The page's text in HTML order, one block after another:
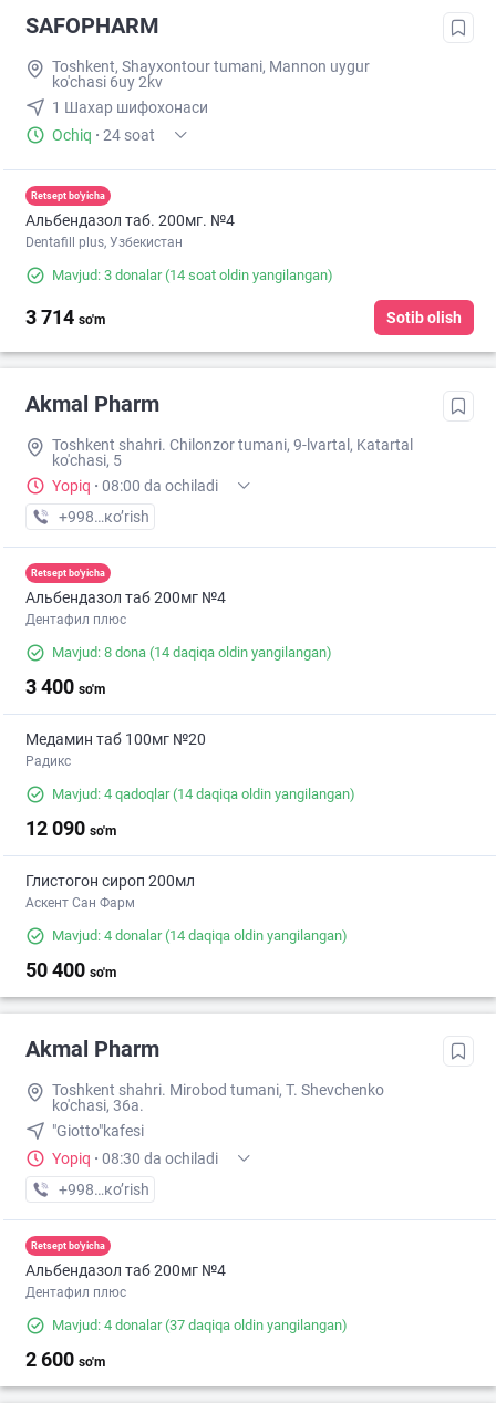
SAFOPHARM
Toshkent, Shayxontour tumani, Mannon uygur
ko'chasi 6uy 2kv
1 Шахар шифохонаси
Ochiq · 24 soat
Retsept bo'yicha
Альбендазол таб. 200мг. №4
Dentafill plus, Узбекистан
Mavjud: 3 donalar(14 soat oldin yangilangan)
3 714 so'm Sotib olish
Akmal Pharm
Toshkent shahri. Chilonzor tumani, 9-lvartal, Katartal
ko'chasi, 5
Yopiq · 08:00 da ochiladi
+998 (99) XXX-XX-XX
кo’rish
Retsept bo'yicha
Альбендазол таб 200мг №4
Дентафил плюс
Mavjud: 8 dona (14 daqiqa oldin yangilangan)
3 400 so'm
Медамин таб 100мг №20
Радикс
Mavjud: 4 qadoqlar(14 daqiqa oldin yangilangan)
12 090 so'm
Глистогон сироп 200мл
Аскент Сан Фарм
Mavjud: 4 donalar(14 daqiqa oldin yangilangan)
50 400 so'm
Akmal Pharm
Toshkent shahri. Mirobod tumani, T. Shevchenko
ko'chasi, 36a.
"Giotto"kafesi
Yopiq · 08:30 da ochiladi
+998 (99) XXX-XX-XX
кo’rish
Retsept bo'yicha
Альбендазол таб 200мг №4
Дентафил плюс
Mavjud: 4 donalar(37 daqiqa oldin yangilangan)
2 600 so'm